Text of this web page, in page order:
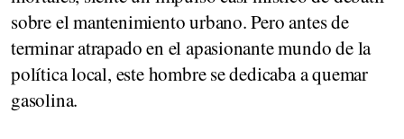
sobre el mantenimiento urbano. Pero antes de
terminar atrapado en el apasionante mundo de la
política local, este hombre se dedicaba a quemar
gasolina.